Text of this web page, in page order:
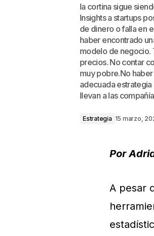
la cortina sigue
Insights a startups
de dinero o falla en
haber encontrado
modelo de negocio.
precios. No contar
muy pobre.No
adecuada
llevan a las
Estrategia 15 marzo,
Por
A pesar